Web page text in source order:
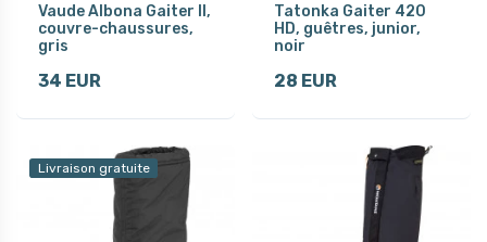
Vaude Albona Gaiter II,
couvre-chaussures,
gris
34 EUR
Tatonka Gaiter 420
HD, guêtres, junior,
noir
28 EUR
Livraison gratuite